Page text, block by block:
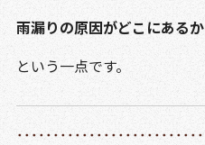
雨漏りの原因がどこにあるか
という一点です。